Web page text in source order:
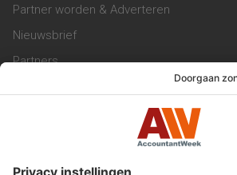
Partner worden & Adverteren
Nieuwsbrief
Partners